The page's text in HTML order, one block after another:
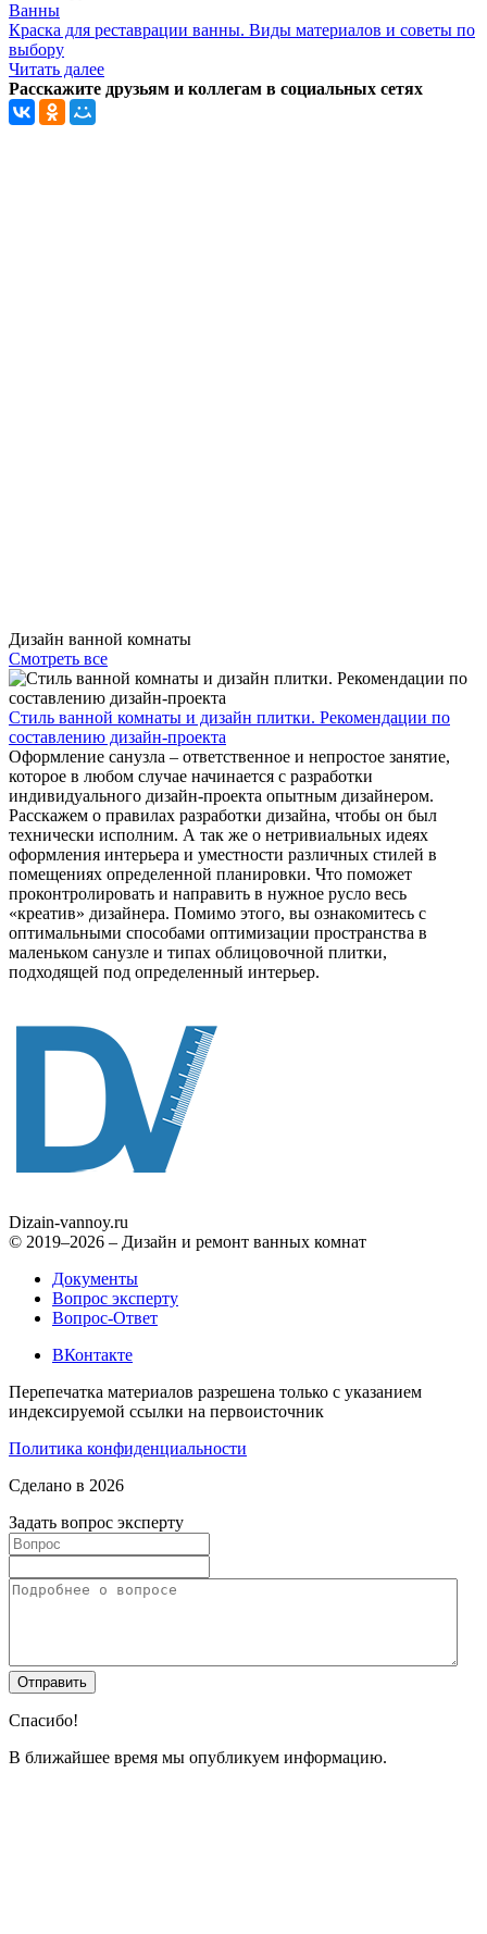
Ванны
Краска для реставрации ванны. Виды материалов и советы по
выбору
Читать далее
Расскажите друзьям и коллегам в социальных сетях
Дизайн ванной комнаты
Смотреть все
Стиль ванной комнаты и дизайн плитки. Рекомендации по
составлению дизайн-проекта
Оформление санузла – ответственное и непростое занятие,
которое в любом случае начинается с разработки
индивидуального дизайн-проекта опытным дизайнером.
Расскажем о правилах разработки дизайна, чтобы он был
технически исполним. А так же о нетривиальных идеях
оформления интерьера и уместности различных стилей в
помещениях определенной планировки. Что поможет
проконтролировать и направить в нужное русло весь
«креатив» дизайнера. Помимо этого, вы ознакомитесь с
оптимальными способами оптимизации пространства в
маленьком санузле и типах облицовочной плитки,
подходящей под определенный интерьер.
Dizain-vannoy.ru
© 2019–2026 – Дизайн и ремонт ванных комнат
Документы
Вопрос эксперту
Вопрос-Ответ
ВКонтакте
Перепечатка материалов разрешена только с указанием
индексируемой ссылки на первоисточник
Политика конфиденциальности
Сделано в 2026
Задать вопрос эксперту
Спасибо!
В ближайшее время мы опубликуем информацию.